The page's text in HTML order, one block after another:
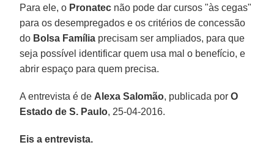
Para ele, o Pronatec não pode dar cursos "às cegas"
para os desempregados e os critérios de concessão
do Bolsa Família precisam ser ampliados, para que
seja possível identificar quem usa mal o benefício, e
abrir espaço para quem precisa.
A entrevista é de Alexa Salomão, publicada porO
Estado de S. Paulo, 25-04-2016.
Eis a entrevista.